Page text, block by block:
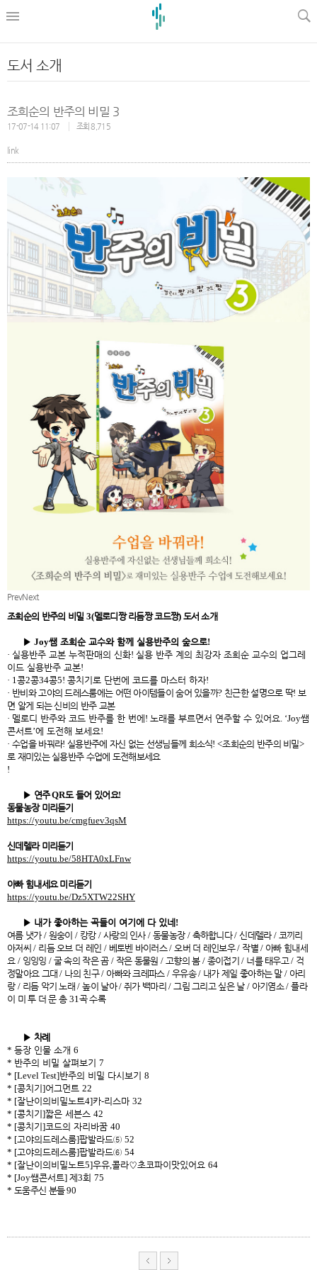
도서 소개
조희순의 반주의 비밀 3
17-07-14 11:07 조회 8,715
link
PrevNext
조희순의 반주의 비밀 3(멜로디짱 리듬짱 코드짱) 도서 소개
▶ Joy쌤 조희순 교수와 함께 실용반주의 숲으로!
· 실용반주 교본 누적판매의 신화! 실용 반주 계의 최강자 조희순 교수의 업그레
이드 실용반주 교본!
· 1콩2콩34콩5! 콩치기로 단번에 코드를 마스터 하자!
· 반비와 고야의 드레스룸에는 어떤 아이템들이 숨어 있을까? 친근한 설명으로 딱! 보
면 알게 되는 신비의 반주 교본
· 멜로디 반주와 코드 반주를 한 번에 ! 노래를 부르면서 연주할 수 있어요. ‘Joy쌤
콘서트’에 도전해 보세요!
· 수업을 바꿔라!실용반주에 자신 없는 선생님들께 희소식! <조희순의 반주의 비밀>
로 재미있는 실용반주 수업에 도전해보세요
!
▶ 연주QR도 들어 있어요!
동물농장 미리듣기
https://youtu.be/cmgfuev3qsM
신데렐라 미리듣기
https://youtu.be/58HTA0xLFnw
아빠 힘내세요 미리듣기
https://youtu.be/Dz5XTW22SHY
▶ 내가 좋아하는 곡들이 여기에 다 있네 !
여름 냇가 / 원숭이/ 캉캉 / 사랑의 인사/동물농장 / 축하합니다/신데렐라 / 코끼리
아저씨/ 리듬 오브 더 레인 / 베토벤 바이러스/오버 더 레인보우/ 작별/ 아빠 힘내세
요 / 잉잉잉 / 굴 속의 작은 곰 / 작은 동물원 / 고향의 봄 / 종이접기/ 너를 태우고/ 걱
정말아요 그대/ 나의 친구/ 아빠와 크레파스 / 우유송/ 내가 제일 좋아하는 말/ 아리
랑 / 리듬 악기 노래/높이 날아/쥐가 백마리/그림 그리고 싶은 날 / 아기염소/플라
이 미 투 더 문 총 31곡 수록
▶ 차례
* 등장 인물 소개 6
* 반주의 비밀 살펴보기 7
* [Level Test]반주의 비밀 다시보기 8
* [콩치기 ]어그먼트 22
* [잘난이의비밀노트4]카-리스마 32
* [콩치기 ]짧은 세븐스 42
* [콩치기 ]코드의 자리바꿈 40
* [고야의드레스룸]팝발라드⑤ 52
* [고야의드레스룸]팝발라드⑥ 54
* [잘난이의비밀노트5]우유,콜라♡초코파이맛있어요 64
* [Joy쌤콘서트] 제 3회 75
* 도움주신 분들90